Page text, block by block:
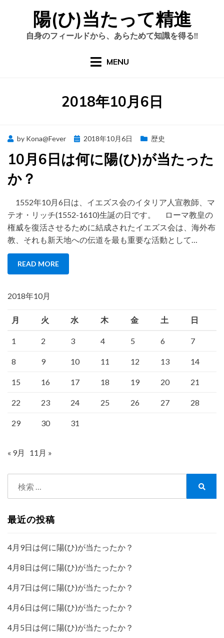
陽(ひ)当たって精進
自身のフィールドから、あらためて知識を得る!!
MENU
日
:
2018年10月6日
by Kona@Fever
Posted
2018年10月6日 歴史
10月6日は何に陽(ひ)が当たった
か？
1552年10月6日は、イエズス会のイタリア人宣教師、マ
テオ・リッチ(1552-1610)生誕の日です。 ローマ教皇の
権威を復活させるために結成されたイエズス会は、海外布
教、それも新天地への伝道を最も重要な活動として…
READ MORE
2018年10月
月 火 水 木 金 土 日
1 2 3 4 5 6 7
8 9 10 11 12 13 14
15 16 17 18 19 20 21
22 23 24 25 26 27 28
29 30 31
« 9月 11月 »
最近の投稿
4月9日は何に陽(ひ)が当たったか？
4月8日は何に陽(ひ)が当たったか？
4月7日は何に陽(ひ)が当たったか？
4月6日は何に陽(ひ)が当たったか？
4月5日は何に陽(ひ)が当たったか？